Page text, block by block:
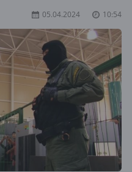
05.04.2024 10:54